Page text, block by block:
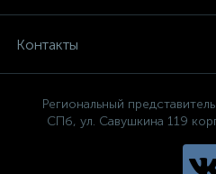
Контакты
Региональный
СПб, ул. Савушкина 119